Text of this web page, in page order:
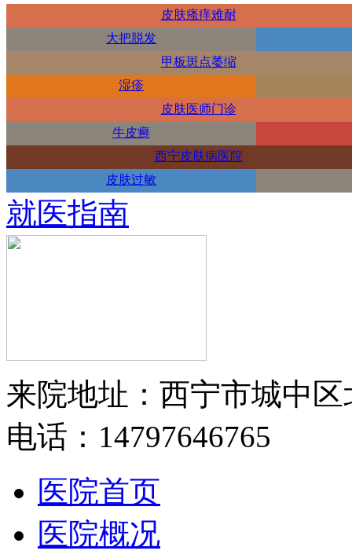
皮肤瘙痒难耐
大把脱发
甲板斑点萎缩
湿疹
皮肤医师门诊
牛皮癣
西宁皮肤病医院
皮肤过敏
就医指南
来院地址：西宁市城中区
电话：14797646765
医院首页
医院概况